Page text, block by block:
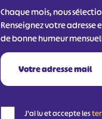
Chaque mois, nous
Renseignez votre
de bonne humeur
J'ai lu et accepte les